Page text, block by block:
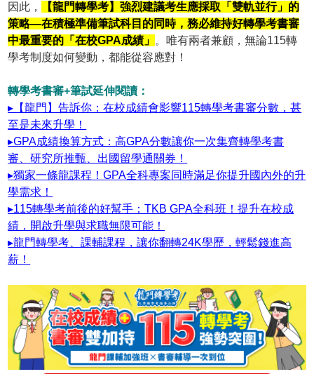
因此，
【龍門轉學考】強烈建議考生應採取「雙軌並行」的
策略—在積極準備筆試科目的同時，務必維持好轉學考書審
中最重要的「在校GPA成績」 。唯有兩者兼顧，無論115轉
學考制度如何變動，都能從容應對！
轉學考書審+筆試延伸閱讀：
▸【龍門】告訴你：在校成績會影響115轉學考書審分數，甚
至是未來升學！
▸GPA成績換算方式：高GPA分數讓你一次集齊轉學考書
審、研究所推甄、出國留學通關券！
▸獨家一條龍課程！GPA全科專案同時滿足你提升國內外的升
學需求！
▸115轉學考前後的好幫手：TKB GPA全科班！提升在校成
績，開啟升學與求職無限可能！
▸龍門轉學考、課輔課程，讓你翻轉24K學歷，輕鬆錢進高
薪！